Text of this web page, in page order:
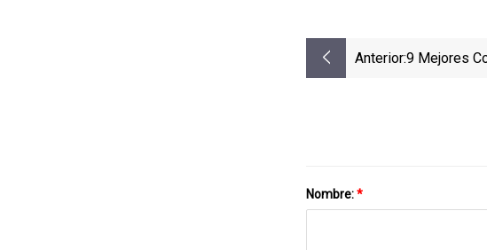
Anterior:9 Mejores
Nombre:*